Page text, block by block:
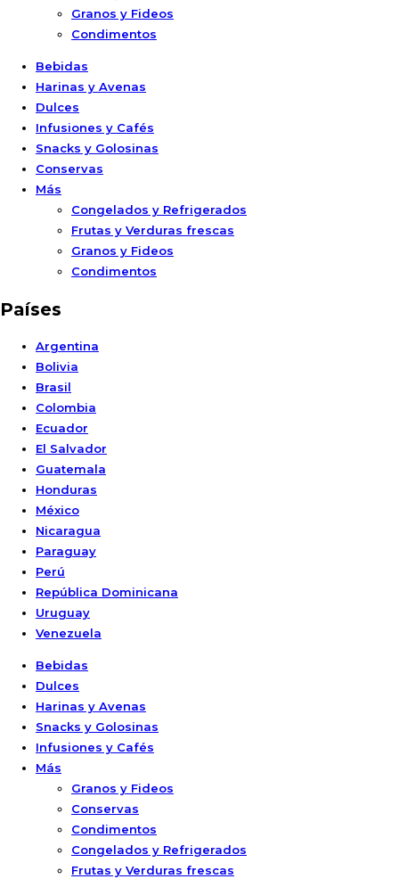
Granos y Fideos
Condimentos
Bebidas
Harinas y Avenas
Dulces
Infusiones y Cafés
Snacks y Golosinas
Conservas
Más
Congelados y Refrigerados
Frutas y Verduras frescas
Granos y Fideos
Condimentos
Países
Argentina
Bolivia
Brasil
Colombia
Ecuador
El Salvador
Guatemala
Honduras
México
Nicaragua
Paraguay
Perú
República Dominicana
Uruguay
Venezuela
Bebidas
Dulces
Harinas y Avenas
Snacks y Golosinas
Infusiones y Cafés
Más
Granos y Fideos
Conservas
Condimentos
Congelados y Refrigerados
Frutas y Verduras frescas